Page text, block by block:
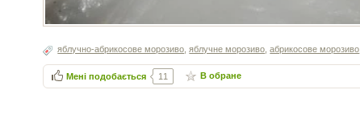
яблучно-абрикосове морозиво ,яблучне морозиво ,абрикосове морозиво
Мені подобається 11 В обране